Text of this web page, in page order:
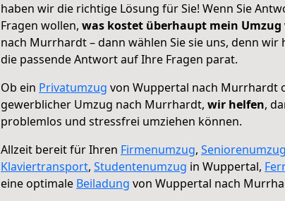
haben wir die richtige Lösung für Sie! Wenn Sie
Fragen wollen, was kostet überhaupt mein Umzug
nach Murrhardt – dann wählen Sie sie uns, denn wir
die passende Antwort auf Ihre Fragen parat.
Ob ein Privatumzug von Wuppertal nach Murrhardt
gewerblicher Umzug nach Murrhardt, wir helfen,
problemlos und stressfrei umziehen können.
Allzeit bereit für Ihren Firmenumzug, Seniorenumzug
Klaviertransport, Studentenumzug in Wuppertal,
eine optimale Beiladung von Wuppertal nach